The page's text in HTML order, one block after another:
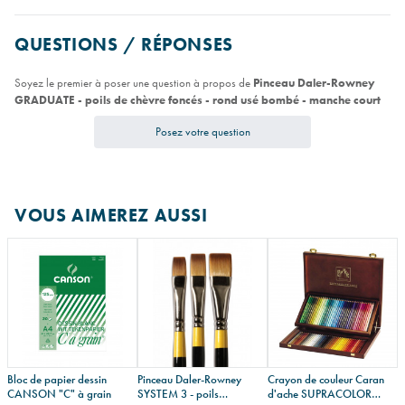
QUESTIONS / RÉPONSES
Soyez le premier à poser une question à propos de Pinceau Daler-Rowney
GRADUATE - poils de chèvre foncés - rond usé bombé - manche court
Posez votre question
VOUS AIMEREZ AUSSI
Bloc de papier dessin
CANSON "C" à grain
Pinceau Daler-Rowney
SYSTEM 3 - poils
Crayon de couleur Caran
d'ache SUPRACOLOR